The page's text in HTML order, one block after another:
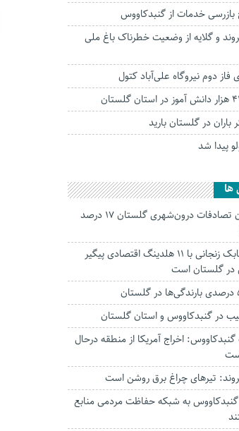
خدمات از گنبدکاووس
و گلایه از وضعیت خطرناک باغ ملی
فاز دوم نیروگاه علی‌آباد کتول
پیدا شد
ها
جانباختگان تصادفات درون‌شهری گلستان ۱۷ درصد
استاندار: بابک زنجانی با ۱۱ هلدینگ اقتصادی پیگیر
در گلستان است
در‌ گنبدکاووس و استان گلستان
اخراج آمریکا از منطقه درحال
تیرهای چراغ برق روشن است
گنبدکاووس به شبکه حفاظت مردمی منابع